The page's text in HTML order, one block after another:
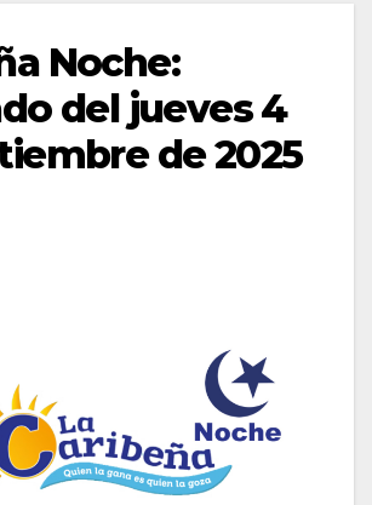
Noche:
del jueves 4
de 2025